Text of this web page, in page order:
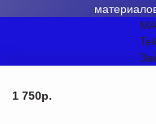
1 750р.